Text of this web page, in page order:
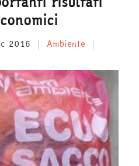
2016
Ambiente